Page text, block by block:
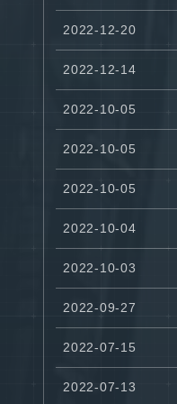
2022-12-20
2022-12-14
2022-10-05
2022-10-05
2022-10-05
2022-10-04
2022-10-03
2022-09-27
2022-07-15
2022-07-13